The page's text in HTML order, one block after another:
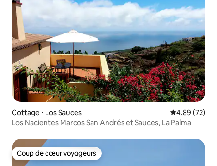
Cottage ⋅ Los Sauces Évaluation
4,89 (72)
Los Nacientes Marcos San Andrés et Sauces, La Palma
Coup de cœur voyageurs
Coup de cœur voyageurs